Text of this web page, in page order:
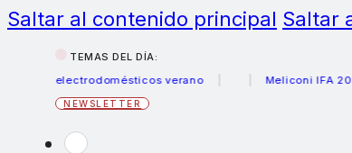
Saltar al contenido principal Saltar
TEMAS DEL DÍA:
electrodomésticos verano
Meliconi IFA 2026
NEWSLETTER